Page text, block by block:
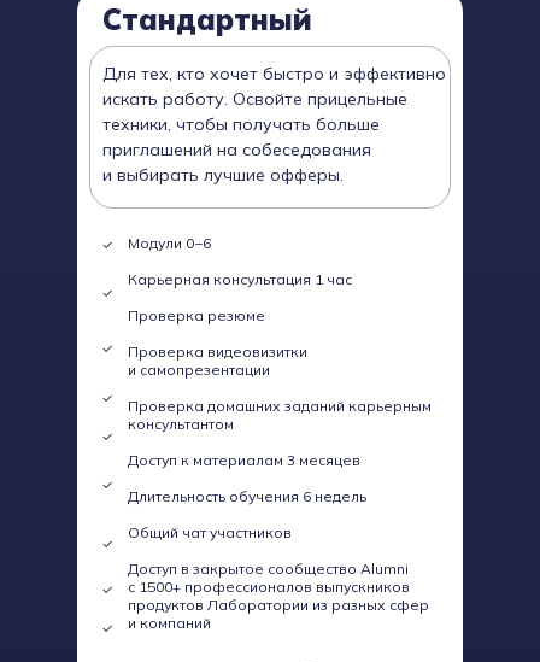
Стандартный
Для тех, кто хочет быстро и эффективно
искать работу. Освойте прицельные
техники, чтобы получать больше
приглашений на собеседования
и выбирать лучшие офферы.
Модули 0−6
Карьерная консультация 1 час
Проверка резюме
Проверка видеовизитки
и самопрезентации
Проверка домашних заданий карьерным
консультантом
Доступ к материалам 3 месяцев
Длительность обучения 6 недель
Общий чат участников
Доступ в закрытое сообщество Alumni
с 1500+ профессионалов выпускников
продуктов Лаборатории из разных сфер
и компаний